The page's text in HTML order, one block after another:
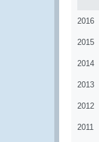
2016
2015
2014
2013
2012
2011